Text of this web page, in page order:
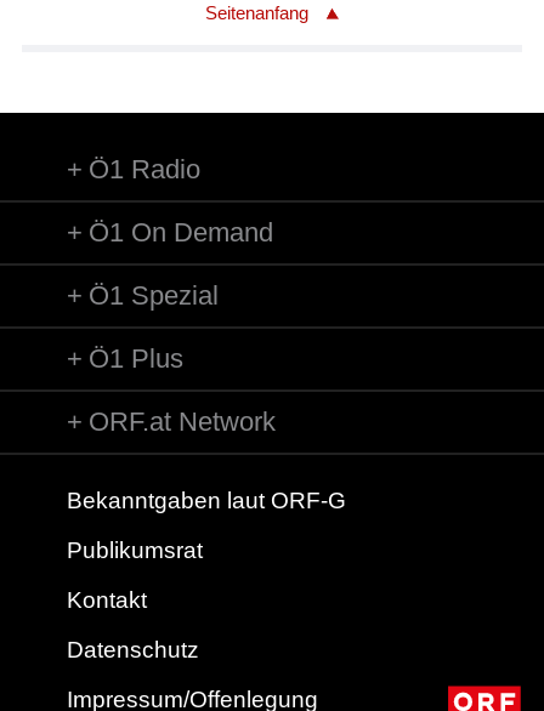
Seitenanfang
Ö1 Radio
Ö1 On Demand
Ö1 Spezial
Ö1 Plus
ORF.at Network
Bekanntgaben laut ORF-G
Publikumsrat
Kontakt
Datenschutz
Impressum/Offenlegung